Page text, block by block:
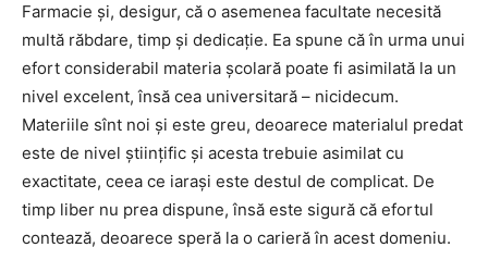
Farmacie şi, desigur, că o asemenea facultate necesită
multă răbdare, timp şi dedicaţie. Ea spune că în urma unui
efort considerabil materia şcolară poate fi asimilată la un
nivel excelent, însă cea universitară – nicidecum.
Materiile sînt noi şi este greu, deoarece materialul predat
este de nivel ştiinţific şi acesta trebuie asimilat cu
exactitate, ceea ce iaraşi este destul de complicat. De
timp liber nu prea dispune, însă este sigură că efortul
contează, deoarece speră la o carieră în acest domeniu.